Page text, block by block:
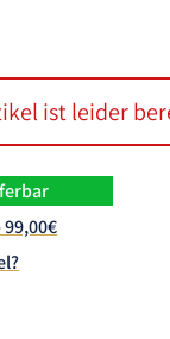
ist leider